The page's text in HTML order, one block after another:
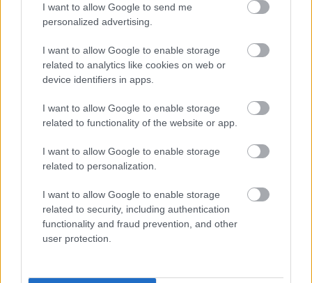
I want to allow Google to send me
personalized advertising.
I want to allow Google to enable storage
related to analytics like cookies on web or
device identifiers in apps.
I want to allow Google to enable storage
related to functionality of the website or app.
I want to allow Google to enable storage
related to personalization.
I want to allow Google to enable storage
related to security, including authentication
functionality and fraud prevention, and other
user protection.
EZEKET IS AJÁNLJUK
FORMA-1
Óriási fordulat Lewis Hamilton
FORMA-1
Sainz visszatérne a Red Bullhoz,
FORMA-1